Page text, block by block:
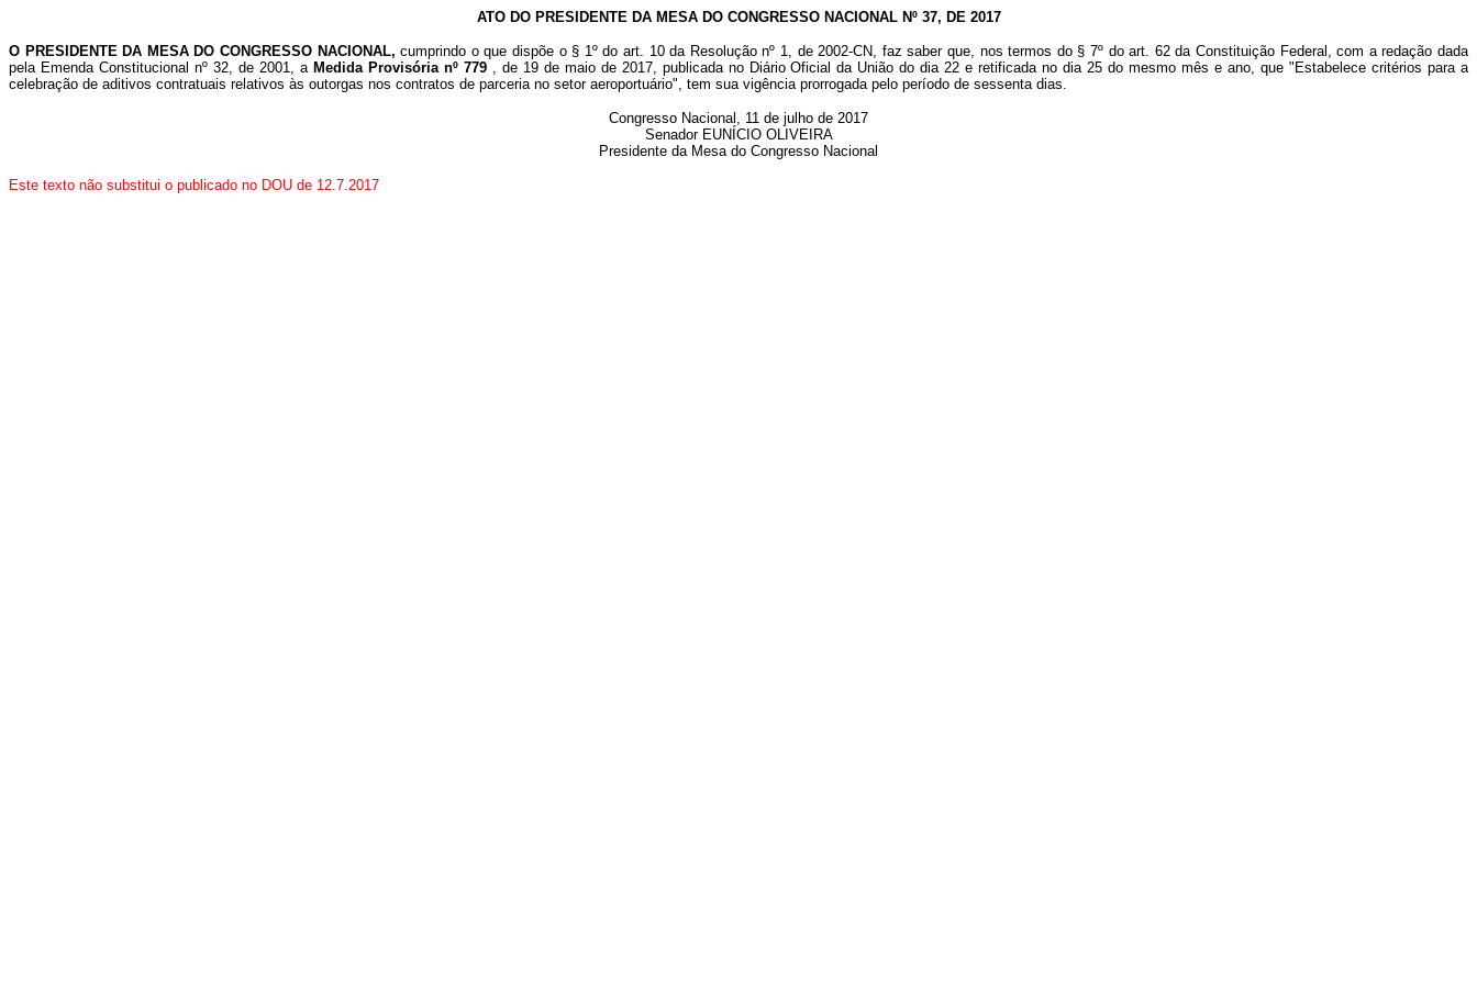
ATO DO PRESIDENTE DA MESA DO CONGRESSO NACIONAL Nº 37, DE 2017
O PRESIDENTE DA MESA DO CONGRESSO NACIONAL,cumprindo o que dispõe o § 1º do art. 10 da Resolução nº 1, de 2002-CN, faz saber que, nos termos do § 7º do art. 62 da Constituição Federal, com a redação dada
pela Emenda Constitucional nº 32, de 2001, a Medida Provisória nº 779 , de 19 de maio de 2017, publicada no Diário Oficial da União do dia 22 e retificada no dia 25 do mesmo mês e ano, que "Estabelece critérios para a
celebração de aditivos contratuais relativos às outorgas nos contratos de parceria no setor aeroportuário", tem sua vigência prorrogada pelo período de sessenta dias.
Congresso Nacional, 11 de julho de 2017
Senador EUNÍCIO OLIVEIRA
Presidente da Mesa do Congresso Nacional
Este texto não substitui o publicado no DOU de 12.7.2017